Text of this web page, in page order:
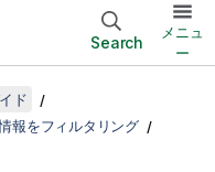
Search
メニュ
ー
ド
報をフィルタリング